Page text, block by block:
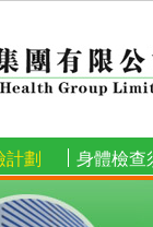
計劃 身體檢查